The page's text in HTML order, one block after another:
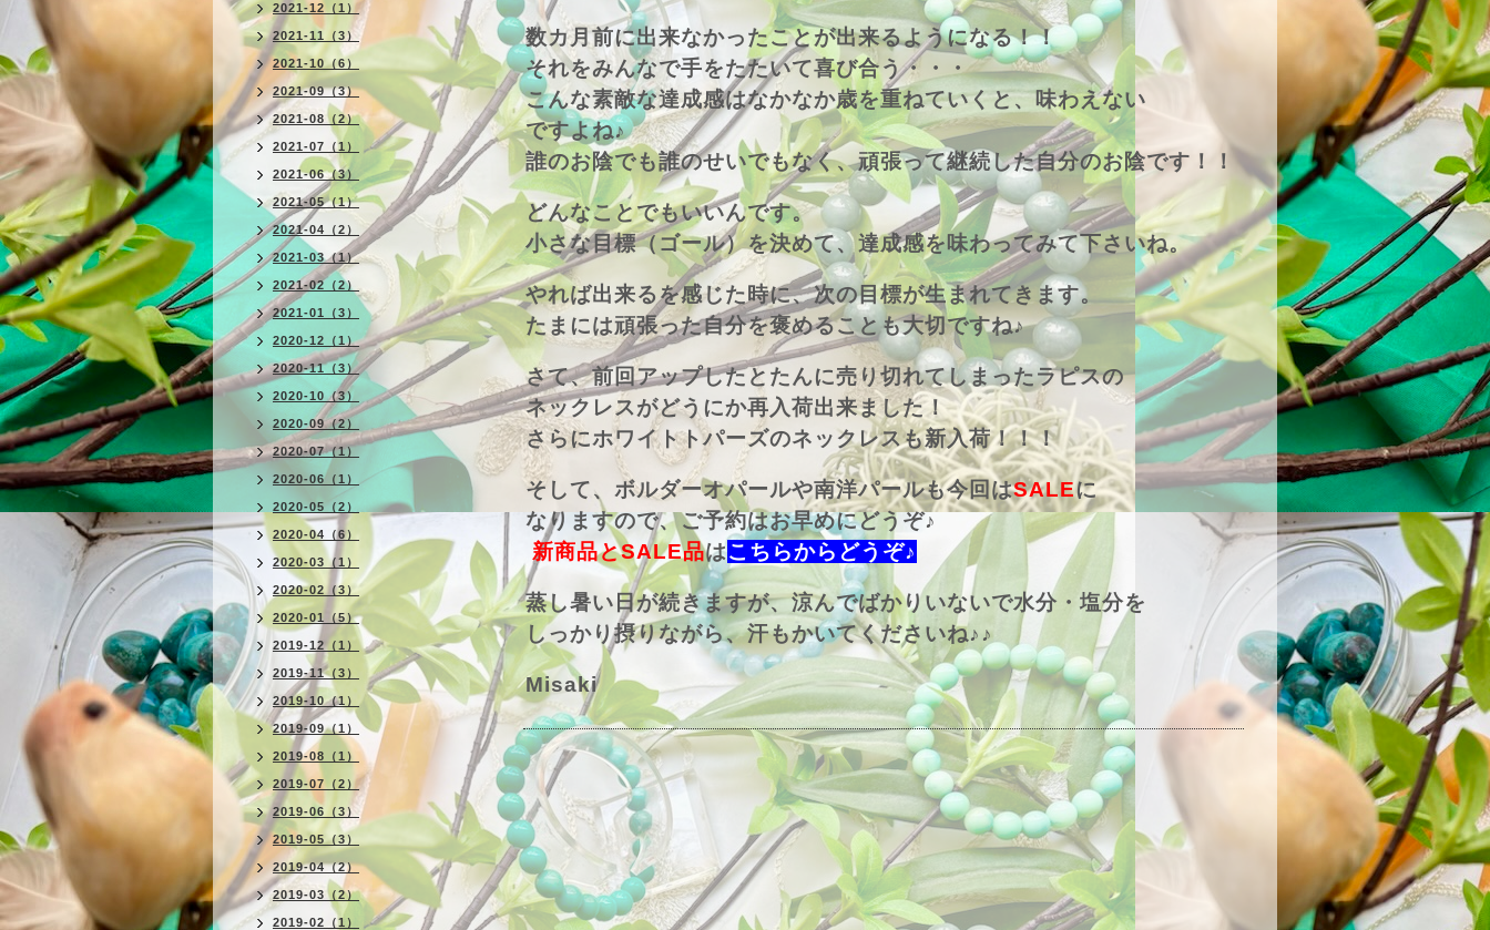
数カ月前に出来なかったことが出来るようになる！！
それをみんなで手をたたいて喜び合う・・・
こんな素敵な達成感はなかなか歳を重ねていくと、味わえない
ですよね♪
誰のお陰でも誰のせいでもなく、頑張って継続した自分のお陰です！！
どんなことでもいいんです。
小さな目標（ゴール）を決めて、達成感を味わってみて下さいね。
やれば出来るを感じた時に、次の目標が生まれてきます。
たまには頑張った自分を褒めることも大切ですね♪
さて、前回アップしたとたんに売り切れてしまったラピスの
ネックレスがどうにか再入荷出来ました！
さらにホワイトトパーズのネックレスも新入荷！！！
そして、ボルダーオパールや南洋パールも今回はSALEに
なりますので、ご予約はお早めにどうぞ♪
新商品とSALE品はこちらからどうぞ♪
蒸し暑い日が続きますが、涼んでばかりいないで水分・塩分を
しっかり摂りながら、汗もかいてくださいね♪♪
Misaki
2021-12（1）
2021-11（3）
2021-10（6）
2021-09（3）
2021-08（2）
2021-07（1）
2021-06（3）
2021-05（1）
2021-04（2）
2021-03（1）
2021-02（2）
2021-01（3）
2020-12（1）
2020-11（3）
2020-10（3）
2020-09（2）
2020-07（1）
2020-06（1）
2020-05（2）
2020-04（6）
2020-03（1）
2020-02（3）
2020-01（5）
2019-12（1）
2019-11（3）
2019-10（1）
2019-09（1）
2019-08（1）
2019-07（2）
2019-06（3）
2019-05（3）
2019-04（2）
2019-03（2）
2019-02（1）